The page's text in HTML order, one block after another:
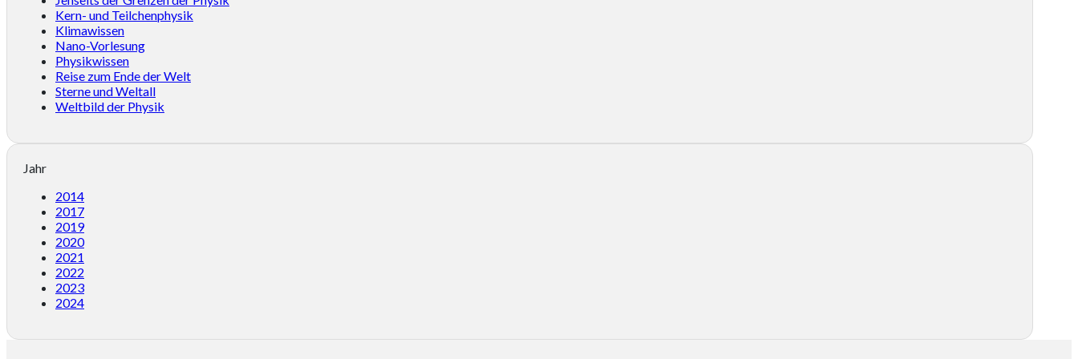
Kern- und Teilchenphysik
Klimawissen
Nano-Vorlesung
Physikwissen
Reise zum Ende der Welt
Sterne und Weltall
Weltbild der Physik
Jahr
2014
2017
2019
2020
2021
2022
2023
2024